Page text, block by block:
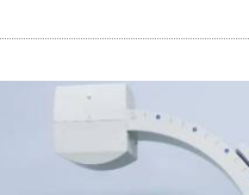
症监护室和新生
健，全科拥有床
现为上海交通大
复旦大学…